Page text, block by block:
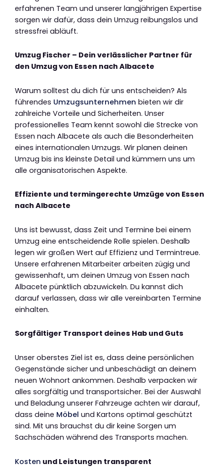
erfahrenen Team und unserer langjährigen Expertise
sorgen wir dafür, dass dein Umzug reibungslos und
stressfrei abläuft.
Umzug Fischer – Dein verlässlicher Partner für
den Umzug von Essen nach Albacete
Warum solltest du dich für uns entscheiden? Als
führendes Umzugsunternehmen bieten wir dir
zahlreiche Vorteile und Sicherheiten. Unser
professionelles Team kennt sowohl die Strecke von
Essen nach Albacete als auch die Besonderheiten
eines internationalen Umzugs. Wir planen deinen
Umzug bis ins kleinste Detail und kümmern uns um
alle organisatorischen Aspekte.
Effiziente und termingerechte Umzüge von Essen
nach Albacete
Uns ist bewusst, dass Zeit und Termine bei einem
Umzug eine entscheidende Rolle spielen. Deshalb
legen wir großen Wert auf Effizienz und Termintreue.
Unsere erfahrenen Mitarbeiter arbeiten zügig und
gewissenhaft, um deinen Umzug von Essen nach
Albacete pünktlich abzuwickeln. Du kannst dich
darauf verlassen, dass wir alle vereinbarten Termine
einhalten.
Sorgfältiger Transport deines Hab und Guts
Unser oberstes Ziel ist es, dass deine persönlichen
Gegenstände sicher und unbeschädigt an deinem
neuen Wohnort ankommen. Deshalb verpacken wir
alles sorgfältig und transportsicher. Bei der Auswahl
und Beladung unserer Fahrzeuge achten wir darauf,
dass deine Möbel und Kartons optimal geschützt
sind. Mit uns brauchst du dir keine Sorgen um
Sachschäden während des Transports machen.
Kosten und Leistungen transparent